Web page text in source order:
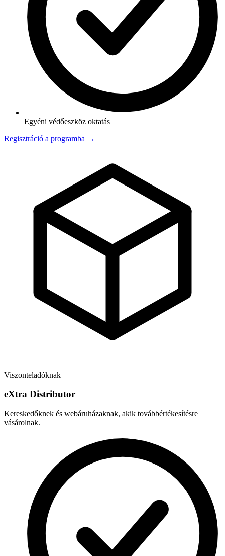
Egyéni védőeszköz oktatás
Regisztráció a programba →
Viszonteladóknak
eXtra Distributor
Kereskedőknek és webáruházaknak, akik továbbértékesítésre
vásárolnak.